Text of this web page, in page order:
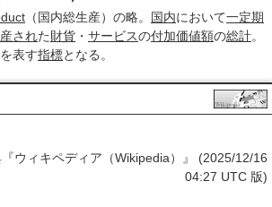
（国内総生産）の略。 国内において一定期
された財貨 ・ サービスの付加価値額の総計。
を表す指標となる。
ウィキペディア（Wikipedia）』 (2025/12/16
04:27 UTC 版)